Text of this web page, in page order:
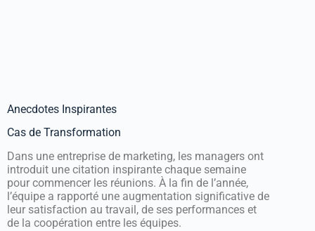
Anecdotes Inspirantes
Cas de Transformation
Dans une entreprise de marketing, les managers ont
introduit une citation inspirante chaque semaine
pour commencer les réunions. À la fin de l’année,
l’équipe a rapporté une augmentation significative de
leur satisfaction au travail, de ses performances et
de la coopération entre les équipes.